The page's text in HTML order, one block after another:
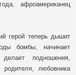
афроамериканец
герой теперь дышит
бомбы, начинает
подношения,
любовника